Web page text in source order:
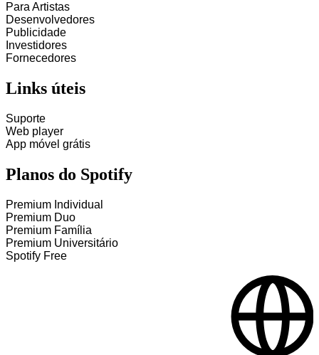
Para Artistas
Desenvolvedores
Publicidade
Investidores
Fornecedores
Links úteis
Suporte
Web player
App móvel grátis
Planos do Spotify
Premium Individual
Premium Duo
Premium Família
Premium Universitário
Spotify Free